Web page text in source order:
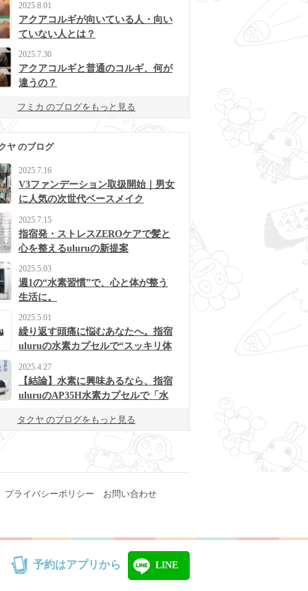
2025.8.01
アクアコルギが向いている人・向い
ていない人とは？
2025.7.30
アクアコルギと普通のコルギ、何が
違うの？
フミカ のブログをもっと見る
ヤ のブログ
2025.7.16
V3ファンデーション取扱開始｜男女
に人気の次世代ベースメイク
2025.7.15
指宿発・ストレスZEROケアで髪と
心を整えるuluruの新提案
2025.5.03
週1の“水素習慣”で、心と体が整う
生活に。
2025.5.01
繰り返す頭痛に悩むあなたへ。指宿
uluruの水素カプセルで“スッキリ体
2025.4.27
【結論】水素に興味あるなら、指宿
uluruのAP35H水素カプセルで「水
タクヤ のブログをもっと見る
プライバシーポリシー お問い合わせ
予約はアプリから LINE